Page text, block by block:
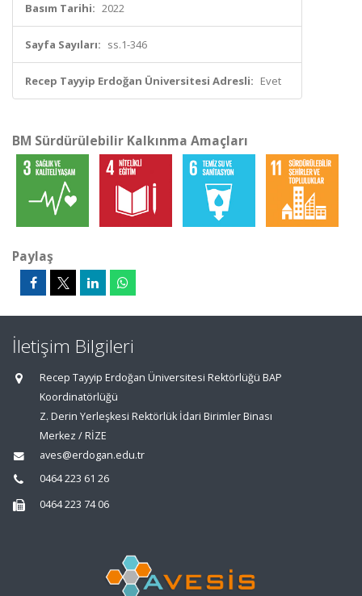
Basım Tarihi: 2022
Sayfa Sayıları: ss.1-346
Recep Tayyip Erdoğan Üniversitesi Adresli: Evet
BM Sürdürülebilir Kalkınma Amaçları
Paylaş
İletişim Bilgileri
Recep Tayyip Erdoğan Üniversitesi Rektörlüğü BAP
Koordinatörlüğü
Z. Derin Yerleşkesi Rektörlük İdari Birimler Binası
Merkez / RİZE
aves@erdogan.edu.tr
0464 223 61 26
0464 223 74 06